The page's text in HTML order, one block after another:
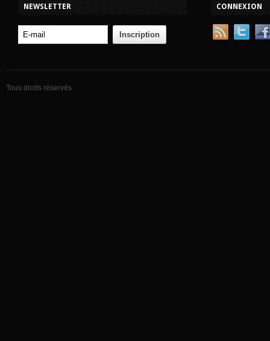
NEWSLETTER CONNEXION
Tous droits réservés